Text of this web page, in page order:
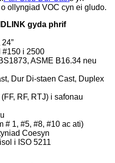
ollyngiad VOC cyn ei gludo.
gyda phrif
#150 i 2500
ASME B16.34 neu
Dur Di-staen Cast, Duplex
RF, RTJ) i safonau
# 1, #5, #8, #10 ac ati)
Coesyn
i ISO 5211